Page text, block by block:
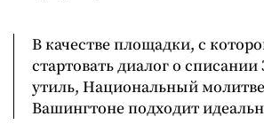
В качестве площадки, с
стартовать диалог о списании
утиль, Национальный
Вашингтоне подходит